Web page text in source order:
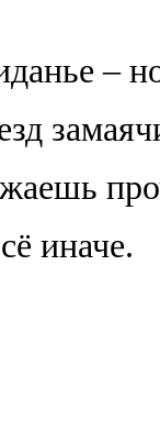
–
иначе.